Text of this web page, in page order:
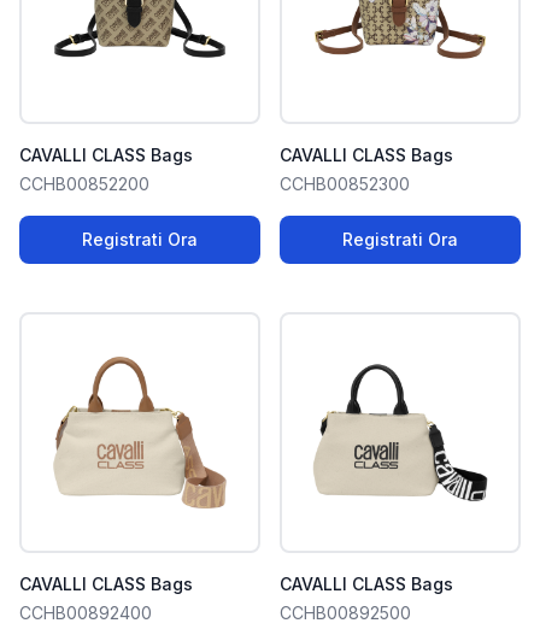
CAVALLI CLASS Bags
CCHB00852200
Registrati Ora
CAVALLI CLASS Bags
CCHB00852300
Registrati Ora
CAVALLI CLASS Bags
CCHB00892400
CAVALLI CLASS Bags
CCHB00892500